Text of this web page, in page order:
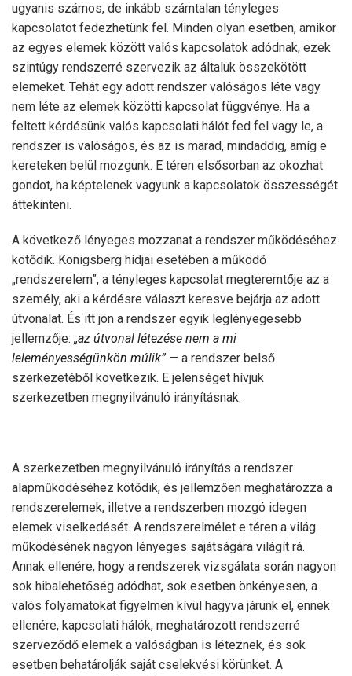
ugyanis számos, de inkább számtalan tényleges
kapcsolatot fedezhetünk fel. Minden olyan esetben, amikor
az egyes elemek között valós kapcsolatok adódnak, ezek
szintúgy rendszerré szervezik az általuk összekötött
elemeket. Tehát egy adott rendszer valóságos léte vagy
nem léte az elemek közötti kapcsolat függvénye. Ha a
feltett kérdésünk valós kapcsolati hálót fed fel vagy le, a
rendszer is valóságos, és az is marad, mindaddig, amíg e
kereteken belül mozgunk. E téren elsősorban az okozhat
gondot, ha képtelenek vagyunk a kapcsolatok összességét
áttekinteni.
A következő lényeges mozzanat a rendszer működéséhez
kötődik. Königsberg hídjai esetében a működő
„rendszerelem”, a tényleges kapcsolat megteremtője az a
személy, aki a kérdésre választ keresve bejárja az adott
útvonalat. És itt jön a rendszer egyik leglényegesebb
jellemzője: „az útvonal létezése nem a mi
leleményességünkön múlik” — a rendszer belső
szerkezetéből következik. E jelenséget hívjuk
szerkezetben megnyilvánuló irányításnak.
A szerkezetben megnyilvánuló irányítás a rendszer
alapműködéséhez kötődik, és jellemzően meghatározza a
rendszerelemek, illetve a rendszerben mozgó idegen
elemek viselkedését. A rendszerelmélet e téren a világ
működésének nagyon lényeges sajátságára világít rá.
Annak ellenére, hogy a rendszerek vizsgálata során nagyon
sok hibalehetőség adódhat, sok esetben önkényesen, a
valós folyamatokat figyelmen kívül hagyva járunk el, ennek
ellenére, kapcsolati hálók, meghatározott rendszerré
szerveződő elemek a valóságban is léteznek, és sok
esetben behatárolják saját cselekvési körünket. A